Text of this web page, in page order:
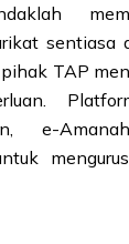
sentiasa
TAP
e-